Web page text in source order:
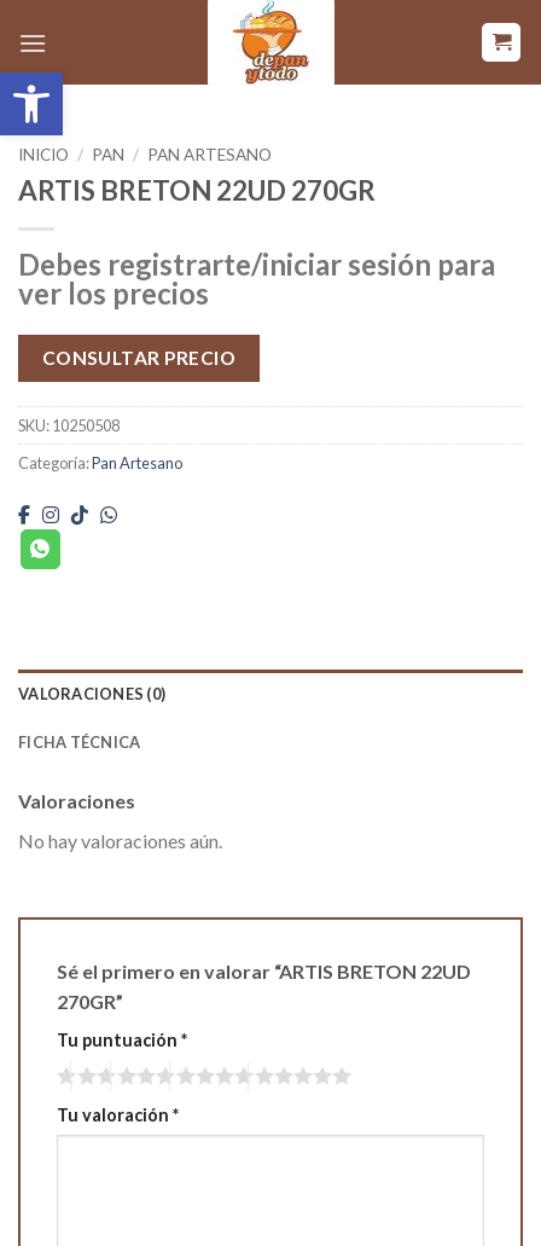
Abrir barra de herramientas
contenido
INICIO / PAN / PAN ARTESANO
ARTIS BRETON 22UD 270GR
Debes registrarte/iniciar sesión para
ver los precios
CONSULTAR PRECIO
SKU:10250508
Categoría:Pan Artesano
VALORACIONES (0)
FICHA TÉCNICA
Valoraciones
No hay valoraciones aún.
Sé el primero en valorar “ARTIS BRETON 22UD
270GR”
Tu puntuación *
Tu valoración *